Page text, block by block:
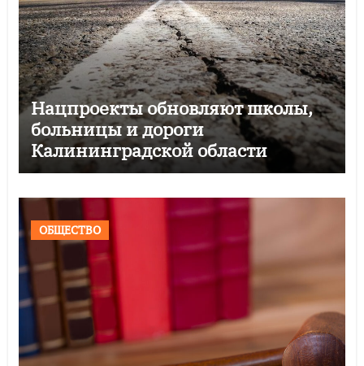
Нацпроекты обновляют школы,
больницы и дороги
Калининградской области
ОБЩЕСТВО